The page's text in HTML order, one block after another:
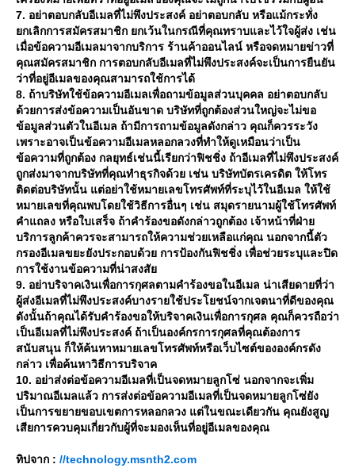
7. อย่าตอบกลับอีเมลที่ไม่พึงประสงค์ อย่าตอบกลับ หรือแม้กระทั่ง
กเลิกการสมัครสมาชิก ยกเว้นในกรณีที่คุณทราบและไว้ใจผู้ส่ง เช่น
เมื่อข้อความอีเมลมาจากบริการ ร้านค้าออนไลน์ หรือจดหมายข่าวที่
คุณสมัครสมาชิก การตอบกลับอีเมลที่ไม่พึงประสงค์จะเป็นการยืนยัน
ว่าที่อยู่อีเมลของคุณสามารถใช้การได้
8. ถ้าบริษัทใช้ข้อความอีเมลเพื่อถามข้อมูลส่วนบุคคล อย่าตอบกลับ
ด้วยการส่งข้อความเป็นอันขาด บริษัทที่ถูกต้องส่วนใหญ่จะไม่ขอ
ข้อมูลส่วนตัวในอีเมล ถ้ามีการถามข้อมูลดังกล่าว คุณก็ควรระวัง
เพราะอาจเป็นข้อความอีเมลหลอกลวงที่ทำให้ดูเหมือนว่าเป็น
ข้อความที่ถูกต้อง กลยุทธ์เช่นนี้เรียกว่าฟิชชิ่ง ถ้าอีเมลที่ไม่พึงประสงค์
ถูกส่งมาจากบริษัทที่คุณทำธุรกิจด้วย เช่น บริษัทบัตรเครดิต ให้โทร
ติดต่อบริษัทนั้น แต่อย่าใช้หมายเลขโทรศัพท์ที่ระบุไว้ในอีเมล ให้ใช้
หมายเลขที่คุณพบโดยใช้วิธีการอื่นๆ เช่น สมุดรายนามผู้ใช้โทรศัพท์
คำแถลง หรือใบเสร็จ ถ้าคำร้องขอดังกล่าวถูกต้อง เจ้าหน้าที่ฝ่า
บริการลูกค้าควรจะสามารถให้ความช่วยเหลือแก่คุณ นอกจากนี้ตัว
กรองอีเมลขยะยังประกอบด้วย การป้องกันฟิชชิ่ง เพื่อช่วยระบุและปิด
การใช้งานข้อความที่น่าสงสั
9. อย่าบริจาคเงินเพื่อการกุศลตามคำร้องขอในอีเมล น่าเสียดายที่ว่า
ผู้ส่งอีเมลที่ไม่พึงประสงค์บางรายใช้ประโยชน์จากเจตนาที่ดีของคุณ
ดังนั้นถ้าคุณได้รับคำร้องขอให้บริจาคเงินเพื่อการกุศล คุณก็ควรถือว่า
เป็นอีเมลที่ไม่พึงประสงค์ ถ้าเป็นองค์กรการกุศลที่คุณต้องการ
สนับสนุน ก็ให้ค้นหาหมายเลขโทรศัพท์หรือเว็บไซต์ขององค์กรดัง
กล่าว เพื่อค้นหาวิธีการบริจาค
10. อย่าส่งต่อข้อความอีเมลที่เป็นจดหมายลูกโซ่ นอกจากจะเพิ่ม
ปริมาณอีเมลแล้ว การส่งต่อข้อความอีเมลที่เป็นจดหมายลูกโซ่ยัง
เป็นการขยายขอบเขตการหลอกลวง แต่ในขณะเดียวกัน คุณยังสูญ
เสียการควบคุมเกี่ยวกับผู้ที่จะมองเห็นที่อยู่อีเมลของคุณ
ทิปจาก : //technology.msnth2.com